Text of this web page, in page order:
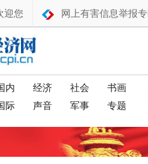
迎您 网上有害信息举报
内 经济 社会
书画
际 声音 军事 专题